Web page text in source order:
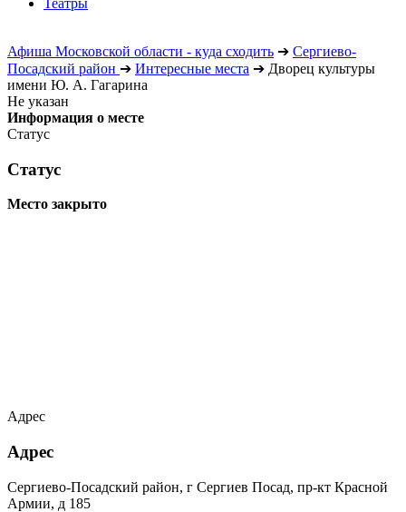
Театры
Афиша Московской области - куда сходить ➔ Сергиево-
Посадский район ➔ Интересные места ➔ Дворец культуры
имени Ю. А. Гагарина
Не указан
Информация о месте
Статус
Статус
Место закрыто
Адрес
Адрес
Сергиево-Посадский район, г Сергиев Посад, пр-кт Красной
Армии, д 185